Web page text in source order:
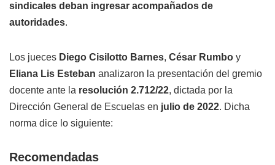
sindicales deban ingresar acompañados de
autoridades.
Los jueces Diego Cisilotto Barnes, César Rumbo y
Eliana Lis Esteban analizaron la presentación del gremio
docente ante la resolución 2.712/22, dictada por la
Dirección General de Escuelas en julio de 2022. Dicha
norma dice lo siguiente:
Recomendadas